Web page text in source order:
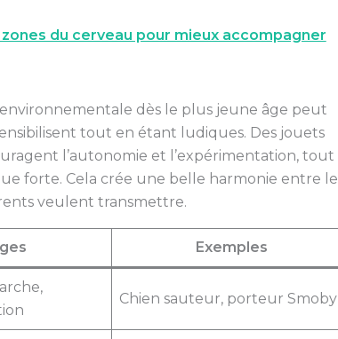
du cerveau pour mieux accompagner
dès le plus jeune âge peut
tout en étant ludiques. Des jouets
l’autonomie et l’expérimentation, tout
forte. Cela crée une belle harmonie entre le
veulent transmettre.
Exemples
Chien sauteur, porteur Smoby